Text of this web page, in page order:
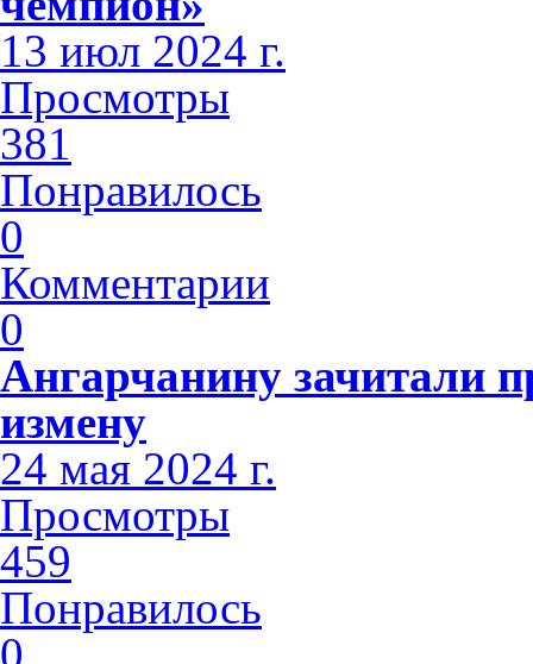
13 июл 2024 г.
Просмотры
381
Понравилось
0
Комментарии
0
Ангарчанину зачитали
измену
24 мая 2024 г.
Просмотры
459
Понравилось